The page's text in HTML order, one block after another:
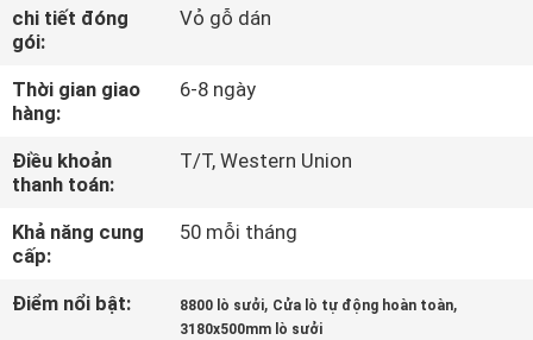
CHUYẾN
THAM
QUAN
NHÀ
MÁY
KIỂM
SOÁT
chi tiết đóng
gói:
Vỏ gỗ dán
Thời gian giao
hàng:
6-8 ngày
Điều khoản
thanh toán:
T/T, Western Union
Khả năng cung
cấp:
50 mỗi tháng
Điểm nổi bật: 8800 lò sưởi, Cửa lò tự động hoàn toàn,
3180x500mm lò sưởi